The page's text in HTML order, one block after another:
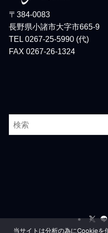
〒384-0083
長野県小諸市大字市665-9
TEL 0267-25-5990 (代)
FAX 0267-26-1324
当サイトは分析の為にCookieを